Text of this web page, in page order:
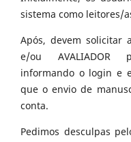
sistema como leitores/
Após, devem solicitar
e/ou AVALIADOR
informando o login e
que o envio de
conta.
Pedimos desculpas